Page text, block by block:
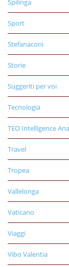
Spilinga
Sport
Stefanaconi
Storie
Suggeriti per voi
Tecnologia
TEO Intelligence
Travel
Tropea
Vallelonga
Vaticano
Viaggi
Vibo Valentia